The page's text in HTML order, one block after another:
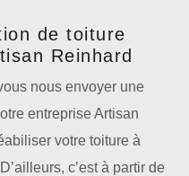
de toiture
Reinhard
nous envoyer une
entreprise Artisan
votre toiture à
c’est à partir de